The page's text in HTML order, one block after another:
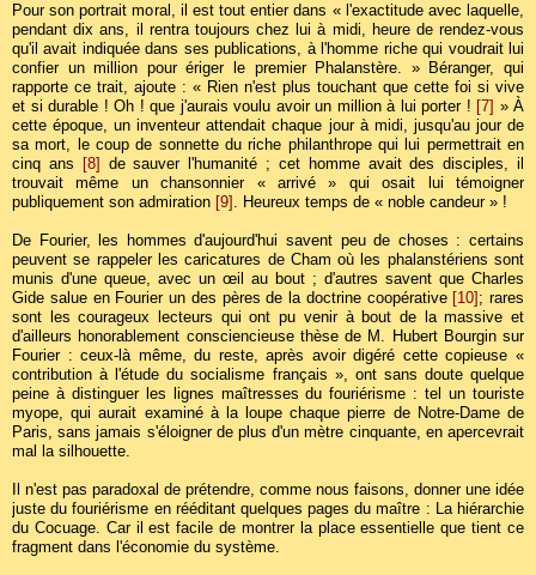
Pour son portrait moral, il est tout entier dans « l'exactitude avec laquelle,
pendant dix ans, il rentra toujours chez lui à midi, heure de rendez-vous
qu'il avait indiquée dans ses publications, à l'homme riche qui voudrait lui
confier un million pour ériger le premier Phalanstère. » Béranger, qui
rapporte ce trait, ajoute : « Rien n'est plus touchant que cette foi si vive
et si durable ! Oh ! que j'aurais voulu avoir un million à lui porter ! [7] » À
cette époque, un inventeur attendait chaque jour à midi, jusqu'au jour de
sa mort, le coup de sonnette du riche philanthrope qui lui permettrait en
cinq ans
[8]
de sauver l'humanité ; cet homme avait des disciples, il
trouvait même un chansonnier « arrivé » qui osait lui témoigner
publiquement son admiration [9] . Heureux temps de « noble candeur » !
De Fourier, les hommes d'aujourd'hui savent peu de choses : certains
peuvent se rappeler les caricatures de Cham où les phalanstériens sont
munis d'une queue, avec un œil au bout ; d'autres savent que Charles
Gide salue en Fourier un des pères de la doctrine coopérative [10] ; rares
sont les courageux lecteurs qui ont pu venir à bout de la massive et
d'ailleurs honorablement consciencieuse thèse de M. Hubert Bourgin sur
Fourier : ceux-là même, du reste, après avoir digéré cette copieuse «
contribution à l'étude du socialisme français », ont sans doute quelque
peine à distinguer les lignes maîtresses du fouriérisme : tel un touriste
myope, qui aurait examiné à la loupe chaque pierre de Notre-Dame de
Paris, sans jamais s'éloigner de plus d'un mètre cinquante, en apercevrait
mal la silhouette.
Il n'est pas paradoxal de prétendre, comme nous faisons, donner une idée
juste du fouriérisme en rééditant quelques pages du maître : La hiérarchie
du Cocuage. Car il est facile de montrer la place essentielle que tient ce
fragment dans l'économie du système.